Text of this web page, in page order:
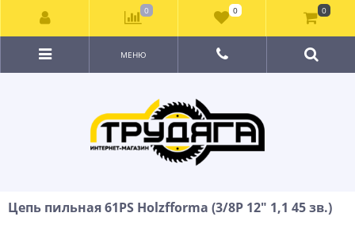
МЕНЮ
Цепь пильная 61РS Holzfforma (3/8P 12" 1,1 45 зв.)
0 0 0